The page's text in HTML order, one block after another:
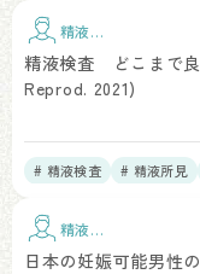
精液検
査
精液検査 どこまで良
Reprod. 2021)
# 精液検査 # 精液所見
精液検
日本の妊娠可能男性